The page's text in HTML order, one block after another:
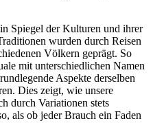
Spiegel der Kulturen⁢ und ihrer
wurden durch Reisen
Völkern geprägt. So
mit unterschiedlichen Namen
Aspekte derselben
Dies zeigt, wie unsere
durch Variationen stets
als ob jeder Brauch ein Faden